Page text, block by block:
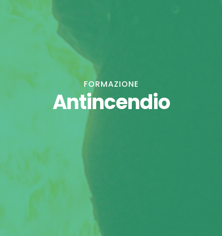
Antincendio
FORMAZIONE